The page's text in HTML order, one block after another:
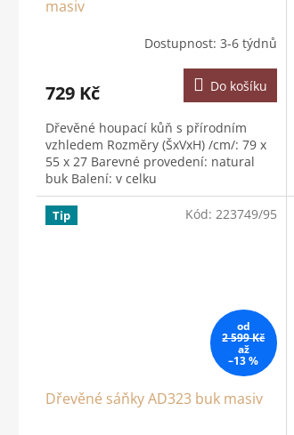
masiv
Dostupnost: 3-6 týdnů
729 Kč Do košíku
Dřevěné houpací kůň s přírodním
vzhledem Rozměry (ŠxVxH) /cm/: 79 x
55 x 27 Barevné provedení: natural
buk Balení: v celku
Tip
od
2 599 Kč
až
–13 %
Dřevěné sáňky AD323 buk masiv
Kód: 223749/95